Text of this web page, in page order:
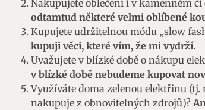
Nakupujete oblečení i v kamenném
odtamtud některé velmi oblíbené
Kupujete udržitelnou módu „slow
kupuji věci, které vím, že mi vydrží.
Uvažujete v blízké době o nákupu
v blízké době nebudeme kupovat
Využíváte doma zelenou elektřinu
nakupuje z obnovitelných zdrojů)?